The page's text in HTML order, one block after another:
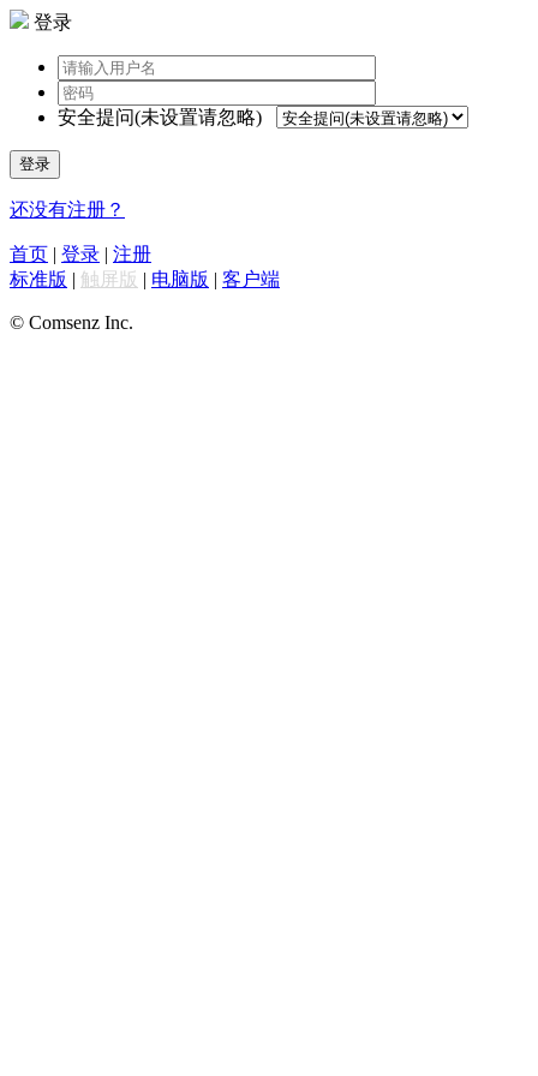
登录
安全提问(未设置请忽略)
登录
还没有注册？
首页 | 登录 | 注册
标准版 | 触屏版 | 电脑版 | 客户端
© Comsenz Inc.